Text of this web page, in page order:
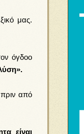
μας.
όγδοο
από
είναι